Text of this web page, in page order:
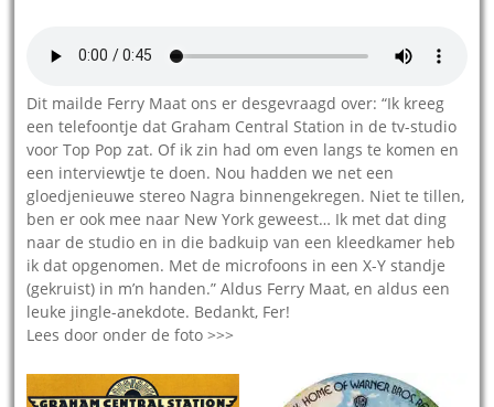
Dit mailde Ferry Maat ons er desgevraagd over: “Ik kreeg
een telefoontje dat Graham Central Station in de tv-studio
voor Top Pop zat. Of ik zin had om even langs te komen en
een interviewtje te doen. Nou hadden we net een
gloedjenieuwe stereo Nagra binnengekregen. Niet te tillen,
ben er ook mee naar New York geweest… Ik met dat ding
naar de studio en in die badkuip van een kleedkamer heb
ik dat opgenomen. Met de microfoons in een X-Y standje
(gekruist) in m’n handen.” Aldus Ferry Maat, en aldus een
leuke jingle-anekdote. Bedankt, Fer!
Lees door onder de foto >>>